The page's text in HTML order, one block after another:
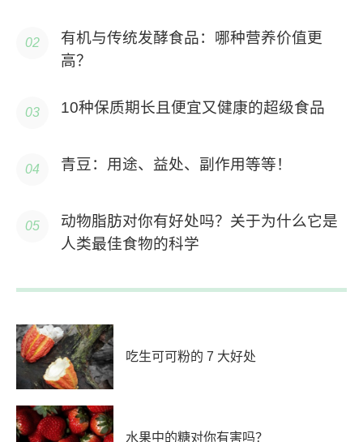
有机与传统发酵食品：哪种营养价值更
高？
10种保质期长且便宜又健康的超级食品
青豆：用途、益处、副作用等等！
动物脂肪对你有好处吗？关于为什么它是
人类最佳食物的科学
吃生可可粉的 7 大好处
水果中的糖对你有害吗？